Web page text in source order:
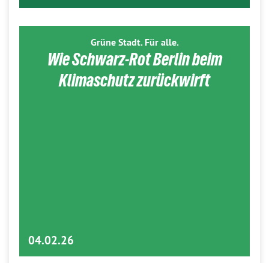
Grüne Stadt. Für alle.
Wie Schwarz-Rot Berlin beim
Klimaschutz zurückwirft
04.02.26